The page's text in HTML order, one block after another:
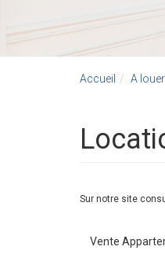
Accueil A louer
Sur notre site
Vente